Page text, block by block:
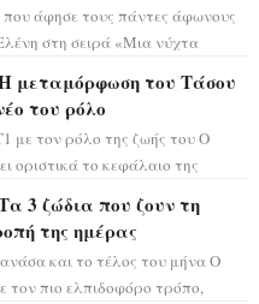
άφησε τους πάντες άφωνους
στη σειρά «Μια νύχτα
μεταμόρφωση του Τάσου
του ρόλο
με τον ρόλο της ζωής του Ο
οριστικά το κεφάλαιο της
3 ζώδια που ζουν τη
της ημέρας
και το τέλος του μήνα Ο
τον πιο ελπιδοφόρο τρόπο,